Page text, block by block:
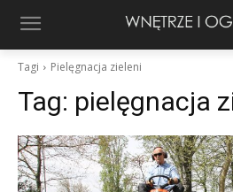
Tagi Pielęgnacja zieleni
Tag: pielęgnacja